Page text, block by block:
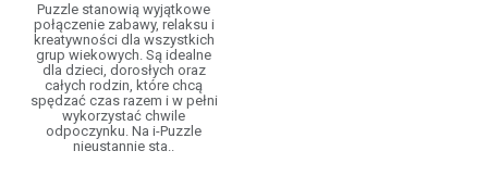
Puzzle stanowią wyjątkowe
połączenie zabawy, relaksu i
kreatywności dla wszystkich
grup wiekowych. Są idealne
dla dzieci, dorosłych oraz
całych rodzin, które chcą
spędzać czas razem i w pełni
wykorzystać chwile
odpoczynku. Na i-Puzzle
nieustannie sta..